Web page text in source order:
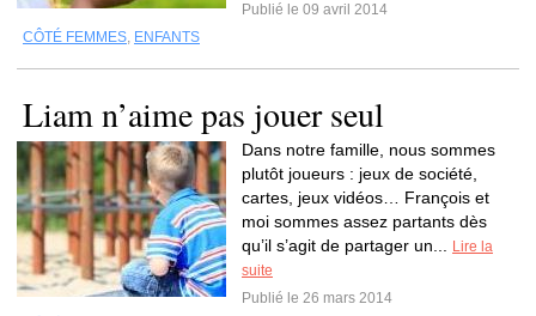
Publié le 09 avril 2014
CÔTÉ FEMMES, ENFANTS
Liam n’aime pas jouer seul
Dans notre famille, nous sommes
plutôt joueurs : jeux de société,
cartes, jeux vidéos… François et
moi sommes assez partants dès
qu’il s’agit de partager un...
Lire la
suite
Publié le 26 mars 2014